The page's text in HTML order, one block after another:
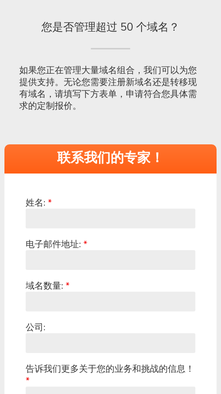
您是否管理超过 50 个域名？
如果您正在管理大量域名组合，我们可以为您
提供支持。无论您需要注册新域名还是转移现
有域名，请填写下方表单，申请符合您具体需
求的定制报价。
联系我们的专家！
姓名: *
电子邮件地址: *
域名数量: *
公司:
告诉我们更多关于您的业务和挑战的信息！
*